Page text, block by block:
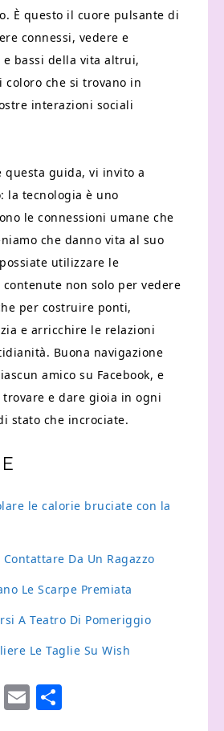
È questo il cuore pulsante di
connessi, vedere e
bassi della vita altrui,
coloro che si trovano in
interazioni sociali
questa guida, vi invito a
la tecnologia è uno
le connessioni umane che
che danno vita al suo
utilizzare le
non solo per vedere
per costruire ponti,
e arricchire le relazioni
Buona navigazione
amico su Facebook, e
trovare e dare gioia in ogni
stato che incrociate.
le calorie bruciate con la
Contattare Da Un Ragazzo
Le Scarpe Premiata
A Teatro Di Pomeriggio
Le Taglie Su Wish
Pinterest
Email